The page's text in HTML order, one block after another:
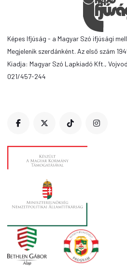
Képes Ifjúság - a Magyar Szó ifjúsági
Megjelenik szerdánként. Az első szám
Kiadja: Magyar Szó Lapkiadó Kft.,
021/457-244